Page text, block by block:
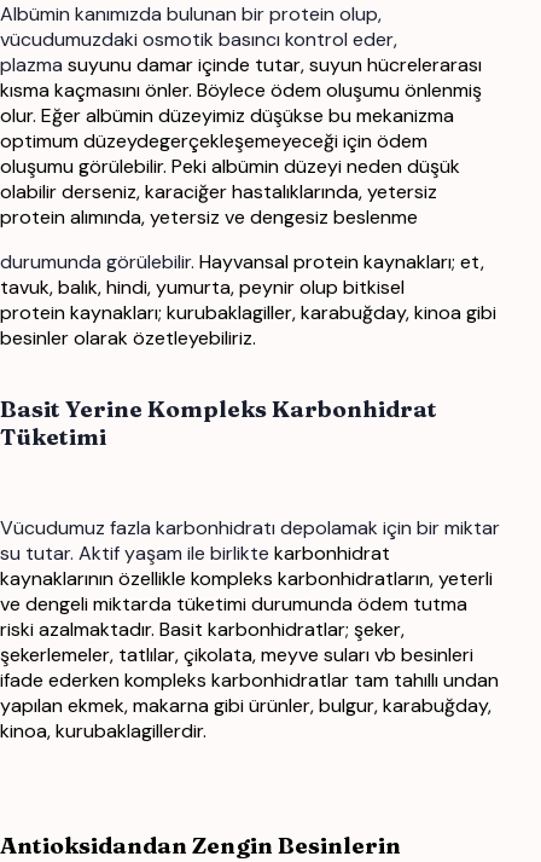
Albümin kanımızda bulunan bir protein olup,
vücudumuzdaki osmotik basıncı kontrol eder,
plazma suyunu damar içinde tutar, suyun hücrelerarası
kısma kaçmasını önler. Böylece ödem oluşumuönlenmiş
olur. Eğer albümin düzeyimiz düşükse bu mekanizma
optimum düzeydegerçekleşemeyeceği için ödem
oluşumu görülebilir. Peki albümin düzeyi neden düşük
olabilirderseniz, karaciğer hastalıklarında, yetersiz
protein alımında, yetersiz ve dengesiz beslenme
durumunda görülebilir. Hayvansal protein kaynakları; et,
tavuk, balık, hindi, yumurta, peynir olup bitkisel
proteinkaynakları; kurubaklagiller, karabuğday, kinoa gibi
besinler olarak özetleyebiliriz.
Basit Yerine Kompleks Karbonhidrat
Tüketimi
Vücudumuz fazla karbonhidratı depolamak için bir miktar
su tutar. Aktif yaşam ile birlikte karbonhidrat
kaynaklarının özellikle kompleks karbonhidratların, yeterli
ve dengeli miktarda tüketimi durumunda ödem tutma
riski azalmaktadır. Basit karbonhidratlar; şeker,
şekerlemeler, tatlılar, çikolata, meyve suları vb besinleri
ifade ederkenkompleks karbonhidratlar tam tahıllı undan
yapılan ekmek, makarna gibi ürünler, bulgur,karabuğday,
kinoa, kurubaklagillerdir.
Antioksidandan Zengin Besinlerin